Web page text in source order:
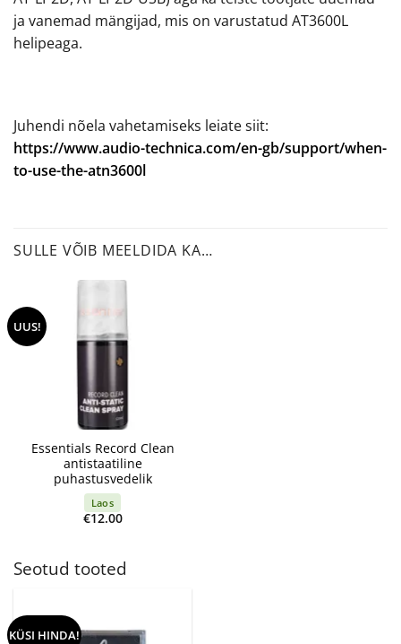
ja vanemad mängijad, mis on varustatud AT3600L
helipeaga.
Juhendi nõela vahetamiseks leiate siit:
https://www.audio-technica.com/en-gb/support/when-
to-use-the-atn3600l
SULLE VÕIB MEELDIDA KA…
UUS!
Essentials Record Clean
antistaatiline
puhastusvedelik
Laos
€12.00
Seotud tooted
KÜSI HINDA!